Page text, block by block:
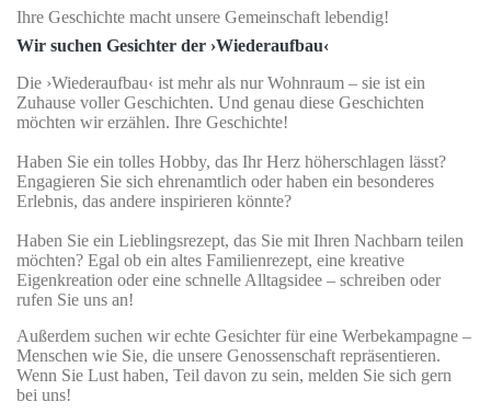
Ihre Geschichte macht unsere Gemeinschaft lebendig!
Wir suchen Gesichter der ›Wiederaufbau‹
Die ›Wiederaufbau‹ ist mehr als nur Wohnraum – sie ist ein
Zuhause voller Geschichten. Und genau diese Geschichten
möchten wir erzählen. Ihre Geschichte!
Haben Sie ein tolles Hobby, das Ihr Herz höherschlagen lässt?
Engagieren Sie sich ehrenamtlich oder haben ein besonderes
Erlebnis, das andere inspirieren könnte?
Haben Sie ein Lieblingsrezept, das Sie mit Ihren Nachbarn teilen
möchten? Egal ob ein altes Familienrezept, eine kreative
Eigenkreation oder eine schnelle Alltagsidee – schreiben oder
rufen Sie uns an!
Außerdem suchen wir echte Gesichter für eine Werbekampagne –
Menschen wie Sie, die unsere Genossenschaft repräsentieren.
Wenn Sie Lust haben, Teil davon zu sein, melden Sie sich gern
bei uns!